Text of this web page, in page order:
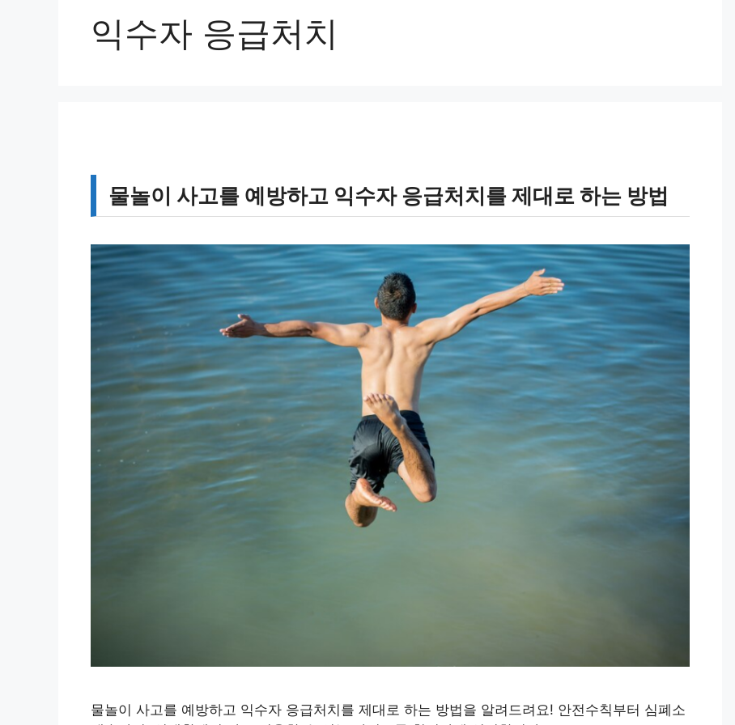
익수자 응급처치
물놀이 사고를 예방하고 익수자 응급처치를 제대로 하는 방법
물놀이 사고를 예방하고 익수자 응급처치를 제대로 하는 방법을 알려드려요! 안전수칙부터 심폐소